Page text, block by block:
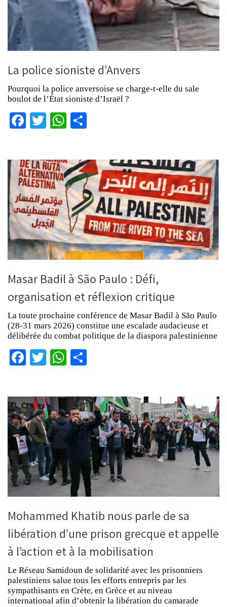
La police sioniste d’Anvers
Pourquoi la police anversoise se charge-t-elle du sale
boulot de l’État sioniste d’Israël ?
Facebook
TwitterWhatsApp
Masar Badil à São Paulo : Défi,
organisation et réflexion critique
La toute prochaine conférence de Masar Badil à São Paulo
(28-31 mars 2026) constitue une escalade audacieuse et
délibérée du combat politique de la diaspora palestinienne
Facebook
TwitterWhatsApp
Mohammed Khatib nous parle de sa
libération d’une prison grecque et appelle
à l’action et à la mobilisation
Le Réseau Samidoun de solidarité avec les prisonniers
palestiniens salue tous les efforts entrepris par les
sympathisants en Crète, en Grèce et au niveau
international afin d’obtenir la libération du camarade